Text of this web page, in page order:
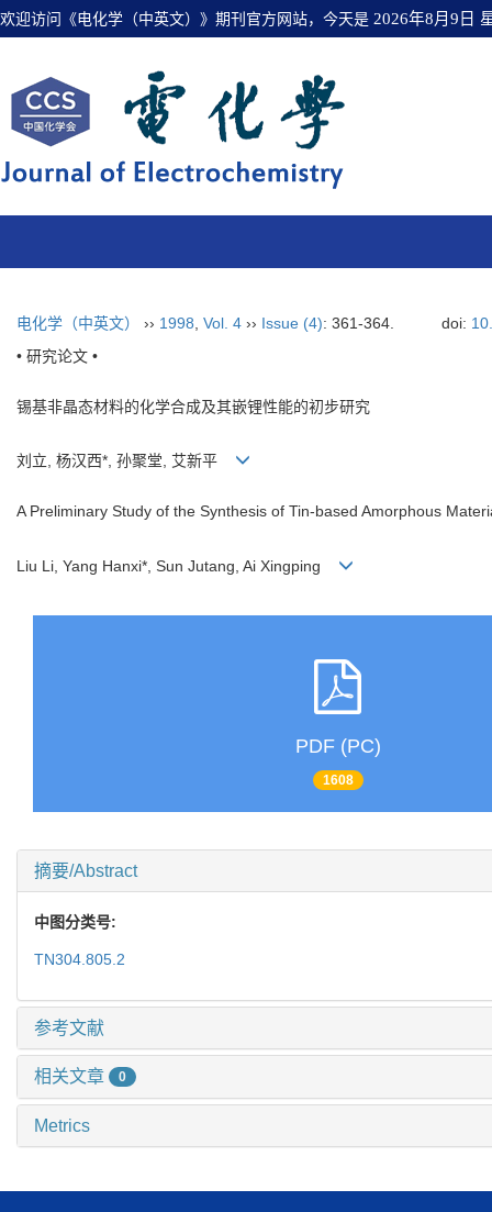
欢迎访问《电化学（中英文）》期刊官方网站，今天是 2026年8月9日
电化学（中英文） ›› 1998 Vol. 4 ›› Issue (4): 361-364. doi:
• 研究论文 •
锡基非晶态材料的化学合成及其嵌锂性能的初步研究
刘立, 杨汉西*, 孙聚堂, 艾新平
A Preliminary Study of the Synthesis of Tin-based Amorphous
Liu Li, Yang Hanxi*, Sun Jutang, Ai Xingping
PDF (PC)
1608
摘要/Abstract
中图分类号:
TN304.805.2
参考文献
相关文章 0
Metrics